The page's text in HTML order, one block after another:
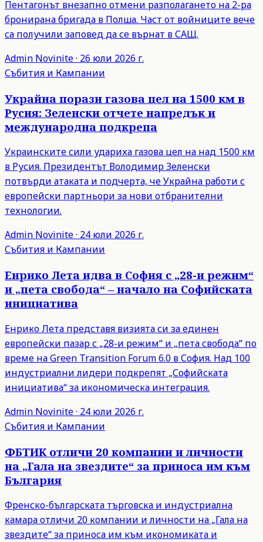
Пентагонът внезапно отмени разполагането на 2-ра
бронирана бригада в Полша. Част от войниците вече
са получили заповед да се върнат в САЩ.
Admin Novinite· 26 юли 2026 г.
Събития и Кампании
Украйна порази газова цел на 1500 км в
Русия: Зеленски отчете напредък и
международна подкрепа
Украинските сили удариха газова цел на над 1500 км
в Русия. Президентът Володимир Зеленски
потвърди атаката и подчерта, че Украйна работи с
европейски партньори за нови отбранителни
технологии.
Admin Novinite· 24 юли 2026 г.
Събития и Кампании
Енрико Лета идва в София с „28-и режим“
и „пета свобода“ – начало на Софийската
инициатива
Енрико Лета представя визията си за единен
европейски пазар с „28-и режим“ и „пета свобода“ по
време на Green Transition Forum 6.0 в София. Над 100
индустриални лидери подкрепят „Софийската
инициатива“ за икономическа интеграция.
Admin Novinite· 24 юли 2026 г.
Събития и Кампании
ФБТИК отличи 20 компании и личности
на „Гала на звездите“ за приноса им към
България
Френско-българската търговска и индустриална
камара отличи 20 компании и личности на „Гала на
звездите“ за приноса им към икономиката и